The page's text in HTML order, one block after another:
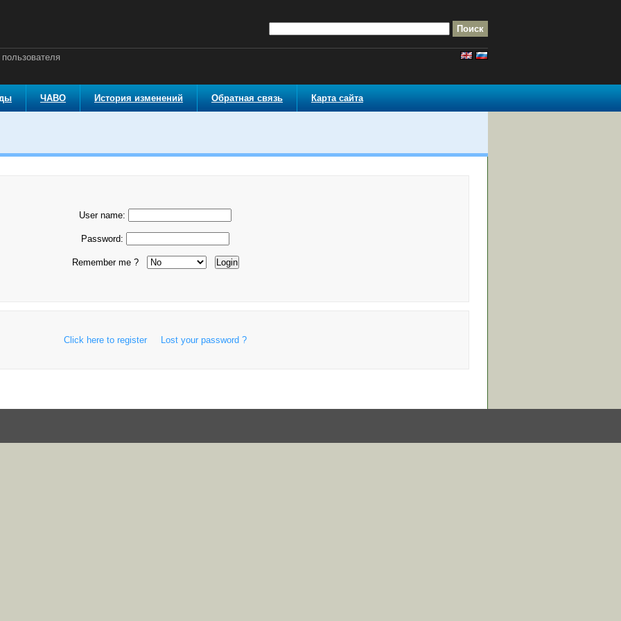
ЧАВО История изменений Обратная связь Карта сайта
User name:
Password:
Remember me ?
Click here to register Lost your password ?